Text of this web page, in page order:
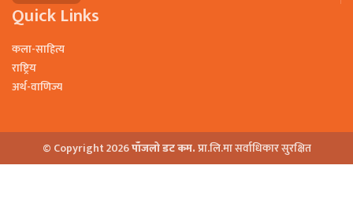
Quick Links
कला-साहित्य
राष्ट्रिय
अर्थ-वाणिज्य
© Copyright 2026पाँजलो डट कम.प्रा.लि.मा सर्वाधिकार सुरक्षित